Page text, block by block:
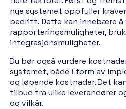
nye systemet oppfyller
bedrift. Dette kan innebære
rapporteringsmuligheter,
integrasjonsmuligheter.
Du bør også vurdere
systemet, både i form av
og løpende kostnader. Det
tilbud fra ulike leverandører
og vilkår.